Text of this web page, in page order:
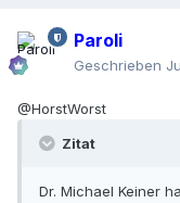
Paroli
Geschrieben
@HorstWorst
Zitat
Dr. Michael Keiner